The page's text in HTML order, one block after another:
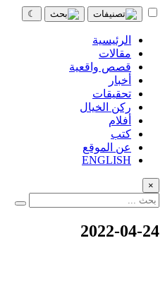
☾
الرئيسية
مقالات
قصص واقعية
أخبار
تحقيقات
ركن الخيال
أفلام
كتب
عن الموقع
ENGLISH
×
2022-04-24